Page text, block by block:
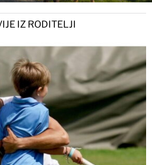
IZ RODITELJI